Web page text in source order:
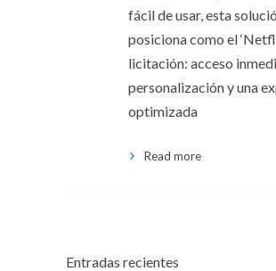
fácil de usar, esta
posiciona como el
licitación: acceso
personalización y una
optimizada
Read more
Entradas recientes